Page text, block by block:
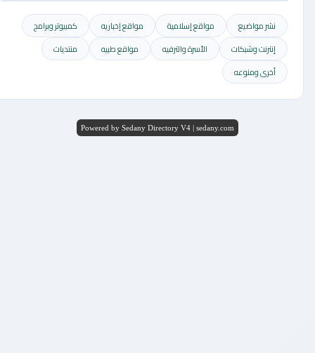
نشر مواضيع مواقع إسلامية مواقع إخباريه
كمبيوتر وبرامج
إنترنت وشبكات
الأسرة والترفيه مواقع طبيه
منتديات
أخرى ومنوعه
Powered by Sedany Directory V4 | sedany.com